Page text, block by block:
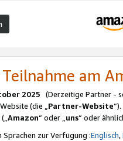
am
2025 (Derzeitige Partner -
(die „Partner-Website
Amazon“ oder „uns“ oder
zur Verfügung :Englisch,